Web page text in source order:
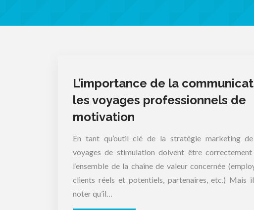
L’importance de la
les voyages professionnels de
motivation
En tant qu’outil clé de la stratégie marketing de
voyages de stimulation doivent être correctement
l’ensemble de la chaîne de valeur concernée
clients réels et potentiels, partenaires, etc.) Mais
noter qu’il…